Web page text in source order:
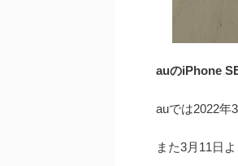
auのiPhone
auでは2022年
また3月11日